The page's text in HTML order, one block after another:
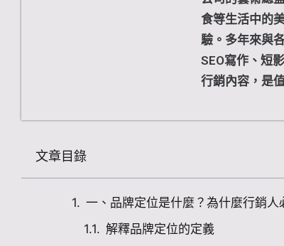
食等生活中的
驗。多年來與
SEO寫作、短
行銷內容，是
文章目錄
一、品牌定位是什麼？為什麼行銷人
解釋品牌定位的定義